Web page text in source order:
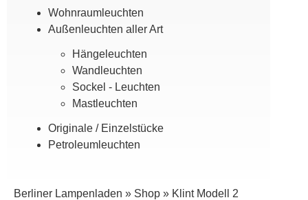
Wohn­raum­leuchten
Außen­leuchten aller Art
Hänge­leuchten
Wand­leuchten
Sockel - Leuchten
Mast­leuchten
Originale / Einzel­stücke
Petroleum­leuchten
Berliner Lampenladen » Shop » Klint Modell 2